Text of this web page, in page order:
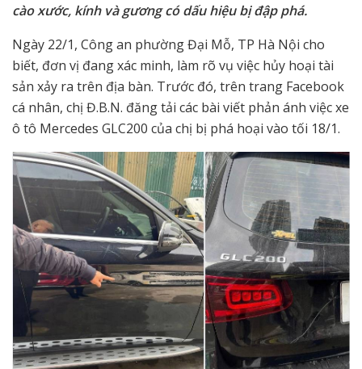
cào xước, kính và gương có dấu hiệu bị đập phá.
Ngày 22/1, Công an phường Đại Mỗ, TP Hà Nội cho
biết, đơn vị đang xác minh, làm rõ vụ việc hủy hoại tài
sản xảy ra trên địa bàn. Trước đó, trên trang Facebook
cá nhân, chị Đ.B.N. đăng tải các bài viết phản ánh việc xe
ô tô Mercedes GLC200 của chị bị phá hoại vào tối 18/1.